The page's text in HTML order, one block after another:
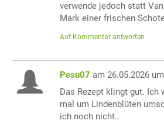
verwende jedoch statt
Mark einer frischen
Auf Kommentar antworten
Pesu07 am 26.05.2026
Das Rezept klingt gut. Ich
mal um Lindenblüten
ich noch nicht..